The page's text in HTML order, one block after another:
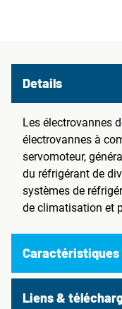
Details
Les électrovannes
électrovannes à
servomoteur,
du réfrigérant de
systèmes de
de climatisation et
Caractéristiques
Liens &